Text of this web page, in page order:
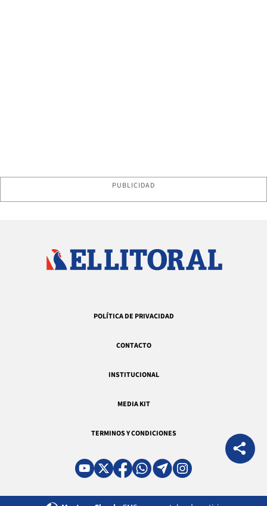
PUBLICIDAD
POLÍTICA DE PRIVACIDAD
CONTACTO
INSTITUCIONAL
MEDIA KIT
TERMINOS Y CONDICIONES